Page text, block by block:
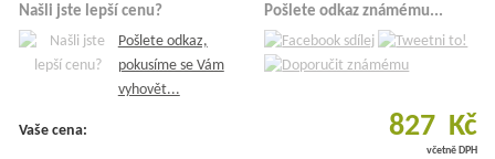
Našli jste lepší cenu?
Pošlete odkaz,
pokusíme se Vám
vyhovět...
Pošlete odkaz známému...
Vaše cena: 827 Kč
včetně DPH